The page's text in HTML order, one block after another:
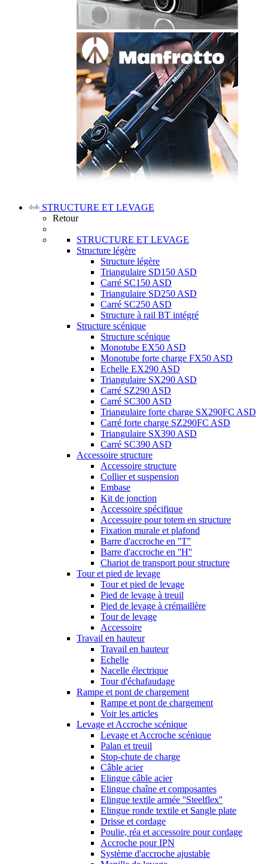
STRUCTURE ET LEVAGE
Retour
STRUCTURE ET LEVAGE
Structure légère
Structure légère
Triangulaire SD150 ASD
Carré SC150 ASD
Triangulaire SD250 ASD
Carré SC250 ASD
Structure à rail BT intégré
Structure scénique
Structure scénique
Monotube EX50 ASD
Monotube forte charge FX50 ASD
Echelle EX290 ASD
Triangulaire SX290 ASD
Carré SZ290 ASD
Carré SC300 ASD
Triangulaire forte charge SX290FC ASD
Carré forte charge SZ290FC ASD
Triangulaire SX390 ASD
Carré SC390 ASD
Accessoire structure
Accessoire structure
Collier et suspension
Embase
Kit de jonction
Accessoire spécifique
Accessoire pour totem en structure
Fixation murale et plafond
Barre d'accroche en ''T''
Barre d'accroche en ''H''
Chariot de transport pour structure
Tour et pied de levage
Tour et pied de levage
Pied de levage à treuil
Pied de levage à crémaillère
Tour de levage
Accessoire
Travail en hauteur
Travail en hauteur
Echelle
Nacelle électrique
Tour d'échafaudage
Rampe et pont de chargement
Rampe et pont de chargement
Voir les articles
Levage et Accroche scénique
Levage et Accroche scénique
Palan et treuil
Stop-chute de charge
Câble acier
Elingue câble acier
Elingue chaîne et composantes
Elingue textile armée ''Steelflex''
Elingue ronde textile et Sangle plate
Drisse et cordage
Poulie, réa et accessoire pour cordage
Accroche pour IPN
Système d'accroche ajustable